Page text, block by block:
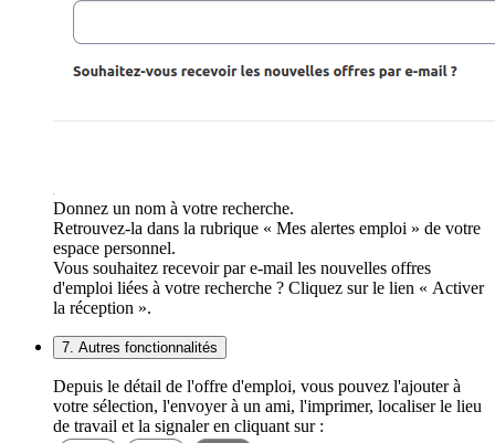
Donnez un nom à votre recherche.
Retrouvez-la dans la rubrique « Mes alertes emploi » de votre
espace personnel.
Vous souhaitez recevoir par e-mail les nouvelles offres
d'emploi liées à votre recherche ? Cliquez sur le lien « Activer
la réception ».
7. Autres fonctionnalités
Depuis le détail de l'offre d'emploi, vous pouvez l'ajouter à
votre sélection, l'envoyer à un ami, l'imprimer, localiser le lieu
de travail et la signaler en cliquant sur :